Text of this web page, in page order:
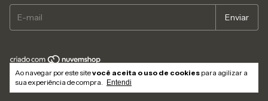
Ao navegar por este sitevocê aceita o uso de cookies para agilizar a
sua experiência de compra.
Entendi
Copyright Loja demo whats.ly - 2026. Todos os direitos reservados.